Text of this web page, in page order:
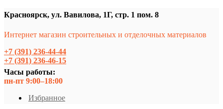
Красноярск, ул. Вавилова, 1Г, стр. 1 пом. 8
Интернет магазин строительных и отделочных материалов
+7 (391) 236-44-44
+7 (391) 236-46-15
Часы работы:
пн-пт 9:00–18:00
Избранное